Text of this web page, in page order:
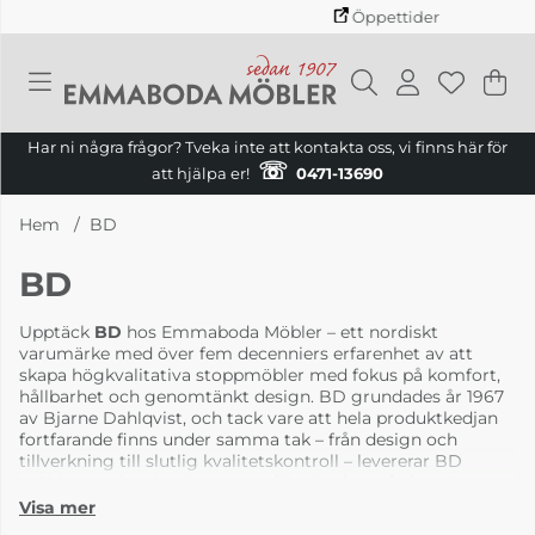
Öppettider
.
Har ni några frågor? Tveka inte att kontakta oss, vi finns här för
att hjälpa er! ☏ 0471-13690
Hem BD
BD
Upptäck BD hos Emmaboda Möbler – ett nordiskt
varumärke med över fem decenniers erfarenhet av att
skapa högkvalitativa stoppmöbler med fokus på komfort,
hållbarhet och genomtänkt design. BD grundades år 1967
av Bjarne Dahlqvist, och tack vare att hela produktkedjan
fortfarande finns under samma tak – från design och
tillverkning till slutlig kvalitetskontroll – levererar BD
I vårt sortiment hittar du BD:s mest uppskattade modeller,